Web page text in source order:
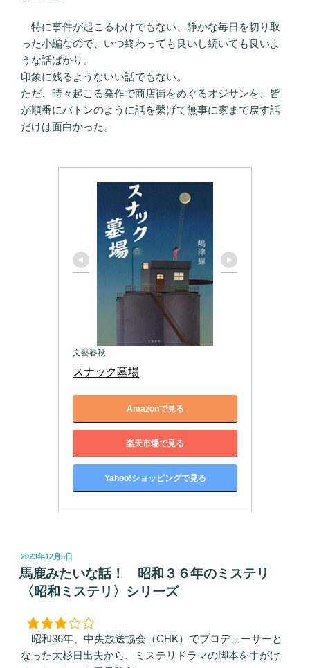
特に事件が起こるわけでもない、静かな毎日を切り取
った小編なので、いつ終わっても良いし続いても良いよ
うな話ばかり。
印象に残るようないい話でもない。
ただ、時々起こる発作で商店街をめぐるオジサンを、皆
が順番にバトンのように話を繫げて無事に家まで戻す話
だけは面白かった。
文藝春秋
スナック墓場
Amazonで見る
楽天市場で見る
Yahoo!ショッピングで見る
投
稿
日:
2023年12月5日
馬鹿みたいな話！ 昭和３６年のミステリ
〈昭和ミステリ〉シリーズ
昭和36年、中央放送協会（CHK）でプロデューサーと
なった大杉日出夫から、ミステリドラマの脚本を手がけ